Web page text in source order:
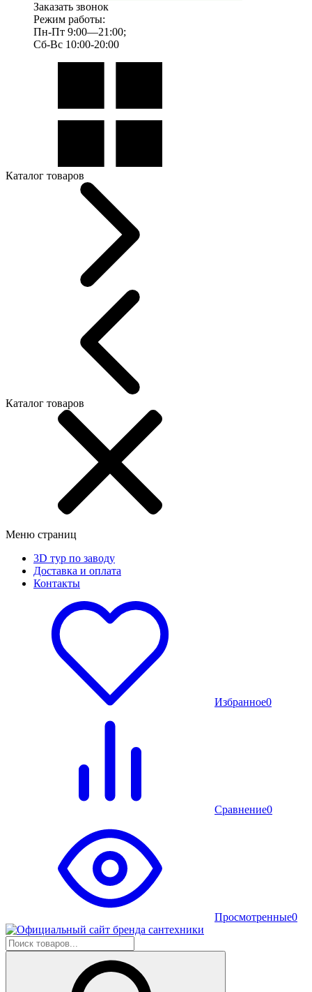
Заказать звонок
Режим работы:
Пн-Пт 9:00—21:00;
Сб-Вс 10:00-20:00
Каталог товаров
Каталог товаров
Меню страниц
3D тур по заводу
Доставка и оплата
Контакты
Избранное0
Сравнение0
Просмотренные0